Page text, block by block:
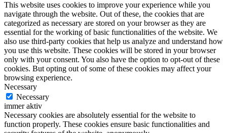
This website uses cookies to improve your experience while you
navigate through the website. Out of these, the cookies that are
categorized as necessary are stored on your browser as they are
essential for the working of basic functionalities of the website. We
also use third-party cookies that help us analyze and understand how
you use this website. These cookies will be stored in your browser
only with your consent. You also have the option to opt-out of these
cookies. But opting out of some of these cookies may affect your
browsing experience.
Necessary
Necessary
immer aktiv
Necessary cookies are absolutely essential for the website to
function properly. These cookies ensure basic functionalities and